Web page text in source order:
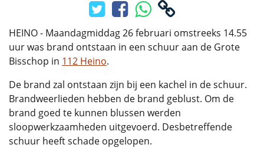
HEINO - Maandagmiddag 26 februari omstreeks 14.55
uur was brand ontstaan in een schuur aan de Grote
Bisschop in 112 Heino.
De brand zal ontstaan zijn bij een kachel in de schuur.
Brandweerlieden hebben de brand geblust. Om de
brand goed te kunnen blussen werden
sloopwerkzaamheden uitgevoerd. Desbetreffende
schuur heeft schade opgelopen.